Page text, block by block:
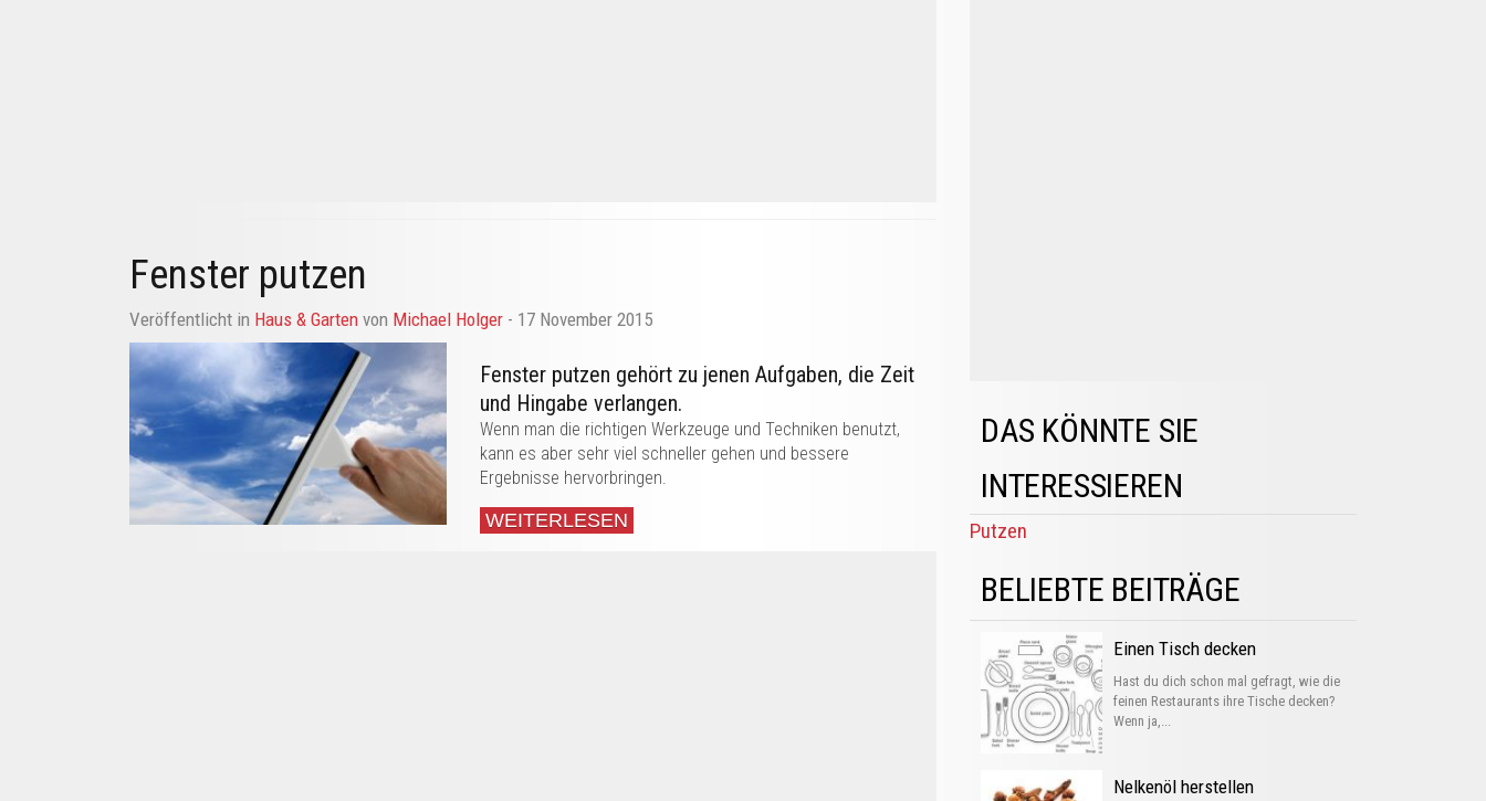
Fenster putzen
Veröffentlicht in Haus & Garten von Michael Holger - 17 November 2015
Fenster putzen gehört zu jenen Aufgaben, die Zeit
und Hingabe verlangen.
Wenn man die richtigen Werkzeuge und Techniken benutzt,
kann es aber sehr viel schneller gehen und bessere
Ergebnisse hervorbringen.
WEITERLESEN
DAS KÖNNTE SIE
INTERESSIEREN
Putzen
BELIEBTE BEITRÄGE
Einen Tisch decken
Hast du dich schon mal gefragt, wie die
feinen Restaurants ihre Tische decken?
Wenn ja,...
Nelkenöl herstellen